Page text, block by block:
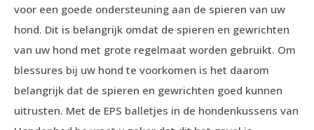
voor een goede ondersteuning aan de spieren van uw
hond. Dit is belangrijk omdat de spieren en gewrichten
van uw hond met grote regelmaat worden gebruikt. Om
blessures bij uw hond te voorkomen is het daarom
belangrijk dat de spieren en gewrichten goed kunnen
uitrusten. Met de EPS balletjes in de hondenkussens van